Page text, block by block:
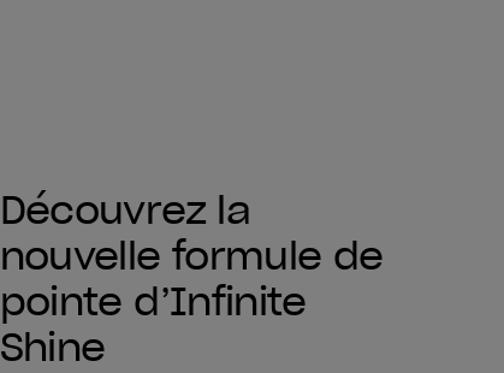
Découvrez la
nouvelle formule de
pointe d’Infinite
Shine